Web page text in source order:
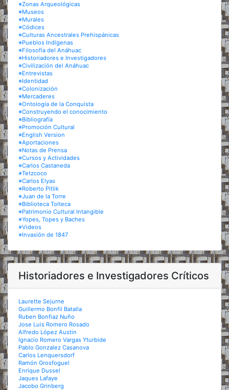
※Zonas Arqueológicas
※Museos
※Murales
※Códices
※Culturas Ancestrales Prehispánicas
※Pueblos Indígenas
※Filosofía del Anáhuac
※Historiadores e Investigadores
※Civilización del Anáhuac
※Entrevistas
※Identidad
※Colonización
※Mercaderes
※Ontología de la Conquista
※Construyendo el conocimiento
※Bibliografía
※Promoción Cultural
※English Version
※Aportaciones
※Notas de Prensa
※Cursos y Actividades
※Carlos Castaneda
※Tetzcoco
※Carlos Elyas
※Roberto Pitlik
※Juan de la Torre
※Biblioteca Tolteca
※Patrimonio Cultural Intangible
※Yopes, Topes y Baches
※Videos
※Invasión de 1847
Historiadores e Investigadores Críticos
Laurette Sejurne
Guillermo Bonfil Batalla
Ruben Bonfiaz Nuño
Jose Luis Romero Rosado
Alfredo López Austin
Ignacio Romero Vargas Yturbide
Pablo Gonzalez Casanova
Carlos Lenquersdorf
Ramón Grosfoguel
Enrique Dussel
Jaques Lafaye
Jacobo Grinberg